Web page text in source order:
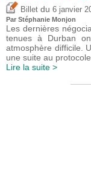
Billet du 6 janvier
Par Stéphanie Monjon
Les dernières
tenues à Durban
atmosphère difficile.
une suite au
Lire la suite >